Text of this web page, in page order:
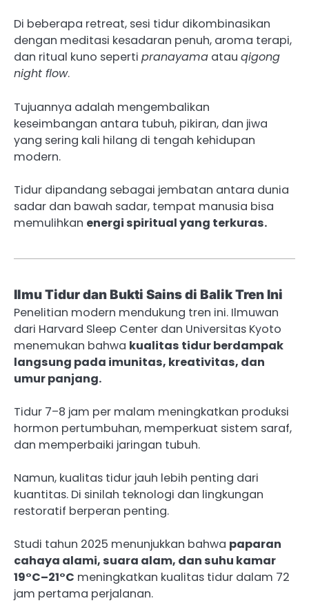
Di beberapa retreat, sesi tidur dikombinasikan
dengan meditasi kesadaran penuh, aroma terapi,
dan ritual kuno seperti pranayama atau qigong
night flow.
Tujuannya adalah mengembalikan
keseimbangan antara tubuh, pikiran, dan jiwa
yang sering kali hilang di tengah kehidupan
modern.
Tidur dipandang sebagai jembatan antara dunia
sadar dan bawah sadar, tempat manusia bisa
memulihkan energi spiritual yang terkuras.
Ilmu Tidur dan Bukti Sains di Balik Tren Ini
Penelitian modern mendukung tren ini. Ilmuwan
dari Harvard Sleep Center dan Universitas Kyoto
menemukan bahwa kualitas tidur berdampak
langsung pada imunitas, kreativitas, dan
umur panjang.
Tidur 7–8 jam per malam meningkatkan produksi
hormon pertumbuhan, memperkuat sistem saraf,
dan memperbaiki jaringan tubuh.
Namun, kualitas tidur jauh lebih penting dari
kuantitas. Di sinilah teknologi dan lingkungan
restoratif berperan penting.
Studi tahun 2025 menunjukkan bahwa paparan
cahaya alami, suara alam, dan suhu kamar
19°C–21°C meningkatkan kualitas tidur dalam 72
jam pertama perjalanan.